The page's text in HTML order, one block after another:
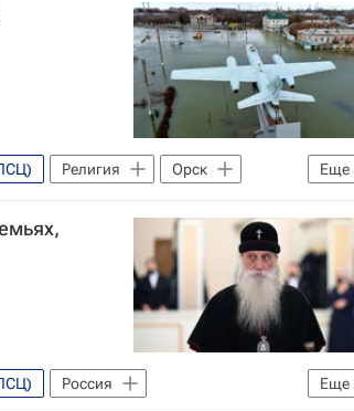
Еще
Религия
Орск
МЧС России (Министерство РФ по делам гражданской обороны, чрезвычайным ситуациям и ликвидации последствий стихийных бедствий)
Еще
Россия